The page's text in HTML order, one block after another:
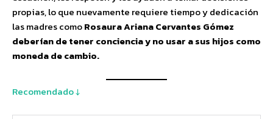
propias, lo que nuevamente requiere tiempo y dedicación
las madres comoRosaura Ariana Cervantes Gómez
deberían de tener conciencia y no usar a sus hijos como
moneda de cambio.
Recomendado ↓